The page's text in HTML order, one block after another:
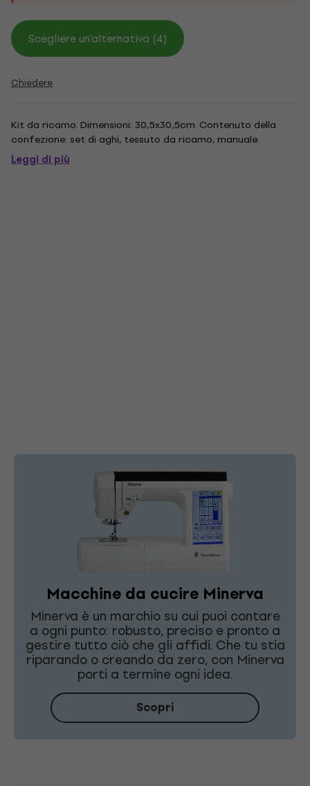
Scegliere un'alternativa (4)
Chiedere
Kit da ricamo. Dimensioni: 30,5x30,5cm. Contenuto della
confezione: set di aghi, tessuto da ricamo, manuale.
Leggi di più
Macchine da cucire Minerva
Minerva è un marchio su cui puoi contare
a ogni punto: robusto, preciso e pronto a
gestire tutto ciò che gli affidi. Che tu stia
riparando o creando da zero, con Minerva
porti a termine ogni idea.
Scopri